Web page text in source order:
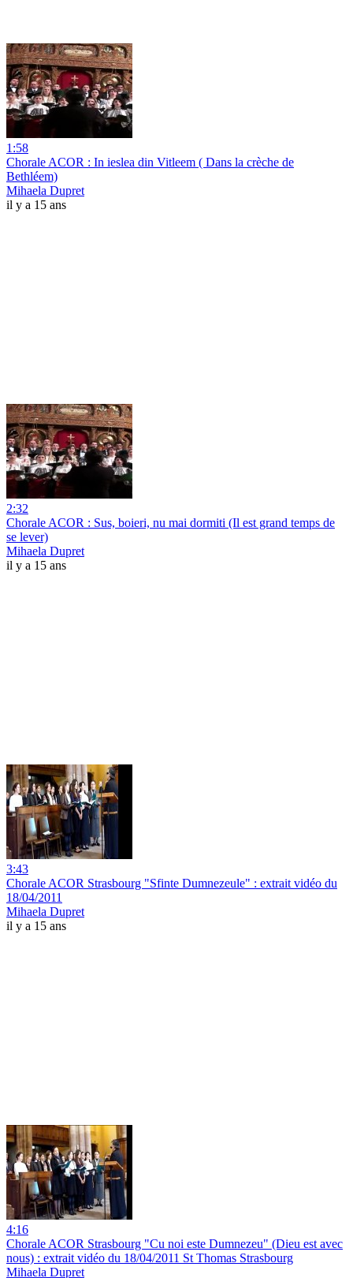
1:58
Chorale ACOR : In ieslea din Vitleem ( Dans la crèche de
Bethléem)
Mihaela Dupret
il y a 15 ans
2:32
Chorale ACOR : Sus, boieri, nu mai dormiti (Il est grand temps de
se lever)
Mihaela Dupret
il y a 15 ans
3:43
Chorale ACOR Strasbourg "Sfinte Dumnezeule" : extrait vidéo du
18/04/2011
Mihaela Dupret
il y a 15 ans
4:16
Chorale ACOR Strasbourg "Cu noi este Dumnezeu" (Dieu est avec
nous) : extrait vidéo du 18/04/2011 St Thomas Strasbourg
Mihaela Dupret